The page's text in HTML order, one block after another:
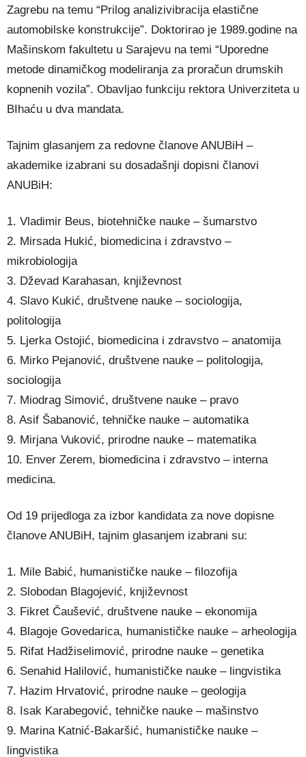
Zagrebu na temu “Prilog analizivibracija elastične
automobilske konstrukcije”. Doktorirao je 1989.godine na
Mašinskom fakultetu u Sarajevu na temi “Uporedne
metode dinamičkog modeliranja za proračun drumskih
kopnenih vozila”. Obavljao funkciju rektora Univerziteta u
BIhaću u dva mandata.
Tajnim glasanjem za redovne članove ANUBiH –
akademike izabrani su dosadašnji dopisni članovi
ANUBiH:
1. Vladimir Beus, biotehničke nauke – šumarstvo
2. Mirsada Hukić, biomedicina i zdravstvo –
mikrobiologija
3. Dževad Karahasan, književnost
4. Slavo Kukić, društvene nauke – sociologija,
politologija
5. Ljerka Ostojić, biomedicina i zdravstvo – anatomija
6. Mirko Pejanović, društvene nauke – politologija,
sociologija
7. Miodrag Simović, društvene nauke – pravo
8. Asif Šabanović, tehničke nauke – automatika
9. Mirjana Vuković, prirodne nauke – matematika
10. Enver Zerem, biomedicina i zdravstvo – interna
medicina.
Od 19 prijedloga za izbor kandidata za nove dopisne
članove ANUBiH, tajnim glasanjem izabrani su:
1. Mile Babić, humanističke nauke – filozofija
2. Slobodan Blagojević, književnost
3. Fikret Čaušević, društvene nauke – ekonomija
4. Blagoje Govedarica, humanističke nauke – arheologija
5. Rifat Hadžiselimović, prirodne nauke – genetika
6. Senahid Halilović, humanističke nauke – lingvistika
7. Hazim Hrvatović, prirodne nauke – geologija
8. Isak Karabegović, tehničke nauke – mašinstvo
9. Marina Katnić-Bakaršić, humanističke nauke –
lingvistika